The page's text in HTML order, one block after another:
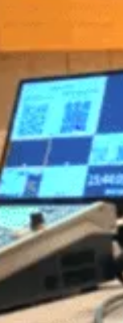
リー6A推奨）」を
場回線だけに依存せ
楽天など）のモバイ
散を行う。 ホット
に接続しておき、万
られる体制を作る。
社オープンNEO です
失敗できないウェビ
にWi-Fiがあるのです
ですか？」というご
論から申し上げます
クが高すぎるため推
ドテストで良い数値